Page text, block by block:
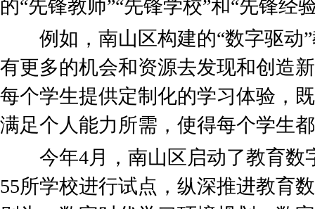
的“先锋教师”“先锋学校”和“先锋经
例如，南山区构建的“数字驱动”
有更多的机会和资源去发现和创造
每个学生提供定制化的学习体验，
满足个人能力所需，使得每个学生
今年4月，南山区启动了教育数
55所学校进行试点，纵深推进教育